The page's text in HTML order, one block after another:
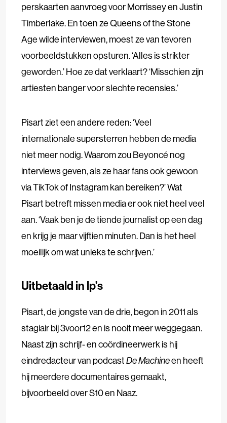
perskaarten aanvroeg voor Morrissey en Justin
Timberlake. En toen ze Queens of the Stone
Age wilde interviewen, moest ze van tevoren
voorbeeldstukken opsturen. ‘Alles is strikter
geworden.’ Hoe ze dat verklaart? ‘Misschien zijn
artiesten banger voor slechte recensies.’
Pisart ziet een andere reden: ‘Veel
internationale supersterren hebben de media
niet meer nodig. Waarom zou Beyoncé nog
interviews geven, als ze haar fans ook gewoon
via TikTok of Instagram kan bereiken?’ Wat
Pisart betreft missen media er ook niet heel veel
aan. ‘Vaak ben je de tiende journalist op een dag
en krijg je maar vijftien minuten. Dan is het heel
moeilijk om wat unieks te schrijven.’
Uitbetaald in lp’s
Pisart, de jongste van de drie, begon in 2011 als
stagiair bij 3voor12 en is nooit meer weggegaan.
Naast zijn schrijf- en coördineerwerk is hij
eindredacteur van podcastDeMachineen heeft
hij meerdere documentaires gemaakt,
bijvoorbeeld over S10 en Naaz.